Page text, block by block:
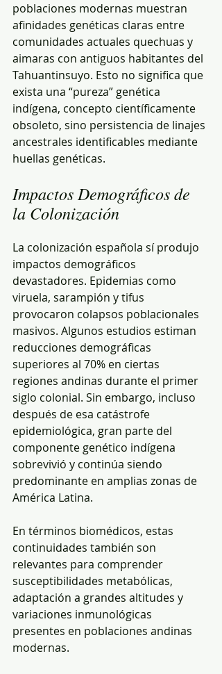
poblaciones modernas muestran
afinidades genéticas claras entre
comunidades actuales quechuas y
aimaras con antiguos habitantes del
Tahuantinsuyo. Esto no significa que
exista una “pureza” genética
indígena, concepto científicamente
obsoleto, sino persistencia de linajes
ancestrales identificables mediante
huellas genéticas.
Impactos Demográficos de
la Colonización
La colonización española sí produjo
impactos demográficos
devastadores. Epidemias como
viruela, sarampión y tifus
provocaron colapsos poblacionales
masivos. Algunos estudios estiman
reducciones demográficas
superiores al 70% en ciertas
regiones andinas durante el primer
siglo colonial. Sin embargo, incluso
después de esa catástrofe
epidemiológica, gran parte del
componente genético indígena
sobrevivió y continúa siendo
predominante en amplias zonas de
América Latina.
En términos biomédicos, estas
continuidades también son
relevantes para comprender
susceptibilidades metabólicas,
adaptación a grandes altitudes y
variaciones inmunológicas
presentes en poblaciones andinas
modernas.